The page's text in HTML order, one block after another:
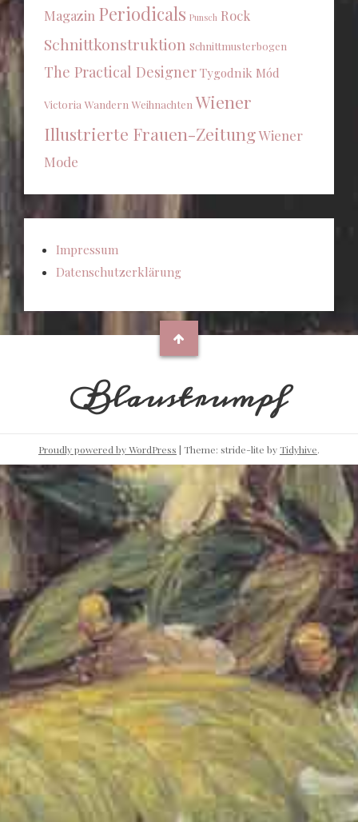
Magazin Periodicals Punsch Rock
Schnittkonstruktion Schnittmusterbogen
The Practical Designer Tygodnik Mód
Victoria Wandern Weihnachten Wiener
Illustrierte Frauen-ZeitungWiener
Mode
Impressum
Datenschutzerklärung
Blaustrumpf
Proudly powered by WordPress | Theme: stride-lite byTidyhive.